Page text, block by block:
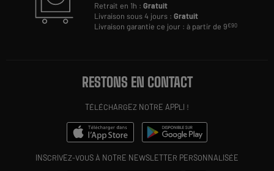
Retrait en 1h :Gratuit
Livraison sous 4 jours :Gratuit
Livraison garantie ce jour : à partir de 9€90
RESTONS EN CONTACT
TÉLÉCHARGEZ NOTRE APPLI !
INSCRIVEZ-VOUS À NOTRE NEWSLETTER PERSONNALISÉE